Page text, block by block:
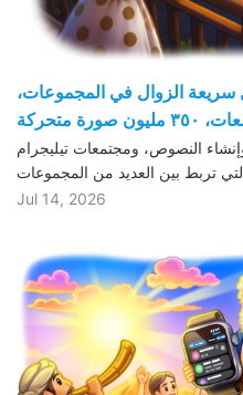
سريعة الزوال في المجموعات،
صورة متحركة
النصوص، ومجتمعات تيليجرام
Jul 14, 2026